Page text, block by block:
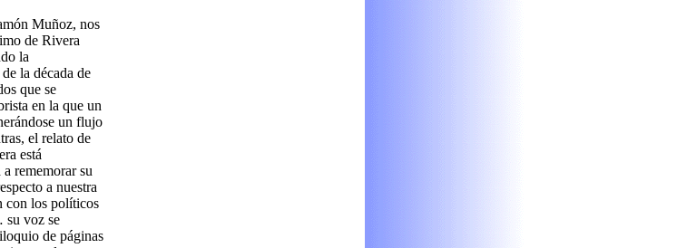
Muñoz, nos
de Rivera
la
la década de
que se
en la que un
un flujo
el relato de
está
rememorar su
a nuestra
con los políticos
su voz se
de páginas